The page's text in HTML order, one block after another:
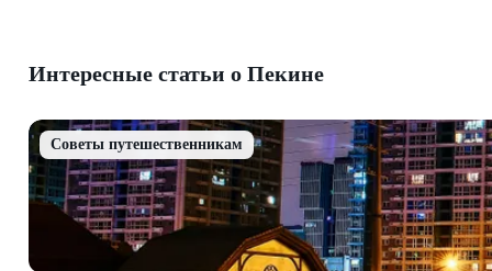
Интересные статьи о Пекине
Cоветы путешественникам